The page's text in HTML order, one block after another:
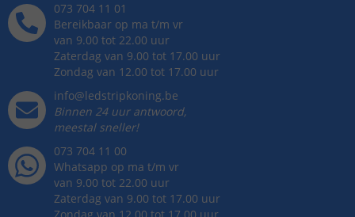
073 704 11 01
Bereikbaar op ma t/m vr
van 9.00 tot 22.00 uur
Zaterdag van 9.00 tot 17.00 uur
Zondag van 12.00 tot 17.00 uur
info@ledstripkoning.be
Binnen 24 uur antwoord,
meestal sneller!
073 704 11 00
Whatsapp op ma t/m vr
van 9.00 tot 22.00 uur
Zaterdag van 9.00 tot 17.00 uur